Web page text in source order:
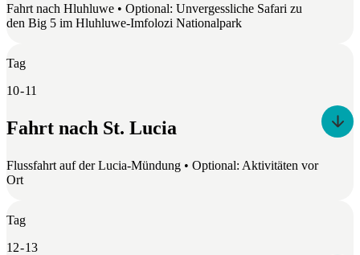
Fahrt nach Hluhluwe • Optional: Unvergessliche Safari zu
den Big 5 im Hluhluwe-Imfolozi Nationalpark
Tag
10 - 11
Fahrt nach St. Lucia
Flussfahrt auf der Lucia-Mündung • Optional: Aktivitäten vor
Ort
Tag
12 - 13